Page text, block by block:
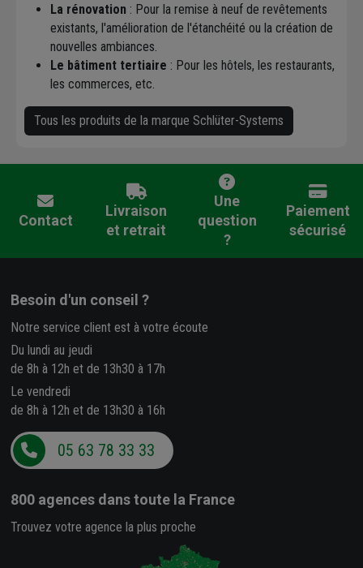
La rénovation : Pour la remise à neuf de revêtements
existants, l'amélioration de l'étanchéité ou la création de
nouvelles ambiances.
Le bâtiment tertiaire : Pour les hôtels, les restaurants,
les commerces, etc.
Tous les produits de la marque Schlüter-Systems
Contact
Livraison
et retrait
Une
question
?
Paiement
sécurisé
Besoin d'un conseil ?
Notre service client est à votre écoute
Du lundi au jeudi
de 8h à 12h et de 13h30 à 17h
Le vendredi
de 8h à 12h et de 13h30 à 16h
05 63 78 33 33
800 agences dans toute la France
Trouvez votre agence la plus proche